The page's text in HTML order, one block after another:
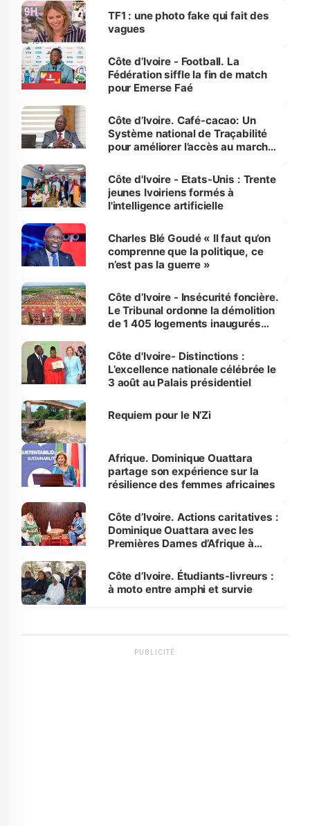
sur la scène internationale »
TF1 : une photo fake qui fait des
vagues
Côte d’Ivoire - Football. La
Fédération siffle la fin de match
pour Emerse Faé
Côte d’Ivoire. Café-cacao: Un
Système national de Traçabilité
pour améliorer l’accès au marché
Côte d'Ivoire - Etats-Unis : Trente
jeunes Ivoiriens formés à
l'intelligence artificielle
Charles Blé Goudé « Il faut qu’on
comprenne que la politique, ce
n’est pas la guerre »
Côte d’Ivoire - Insécurité foncière.
Le Tribunal ordonne la démolition
de 1 405 logements inaugurés
Bassam
Côte d'Ivoire- Distinctions :
L’excellence nationale célébrée le
3 août au Palais présidentiel
Requiem pour le N’Zi
Afrique. Dominique Ouattara
partage son expérience sur la
résilience des femmes africaines
Côte d’Ivoire. Actions caritatives :
Dominique Ouattara avec les
Premières Dames d’Afrique à
Côte d’Ivoire. Étudiants-livreurs :
à moto entre amphi et survie
PUBLICITÉ